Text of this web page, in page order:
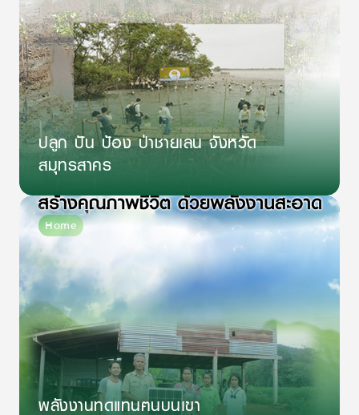
ปลูก ปัน ป้อง ป่าชายเลน จังหวัด
สมุทรสาคร
Home
พลังงานทดแทนฅนบนเขา